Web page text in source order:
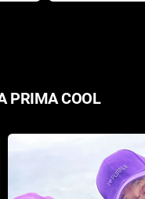
PRIMA COOL